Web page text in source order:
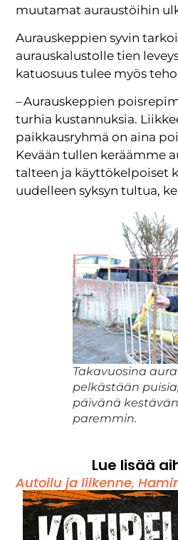
muutamat auraustöihin
Aurauskeppien syvin
aurauskalustolle tien
katuosuus tulee myös
– Aurauskeppien
turhia kustannuksia.
paikkausryhmä on aina
Kevään tullen keräämme
talteen ja käyttökelpoiset
uudelleen syksyn tultua,
Takavuosina
pelkästään
päivänä
paremmin.
Lue lisää
Autoilu ja liikenne,